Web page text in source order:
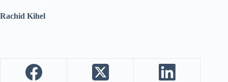
Rachid Kihel